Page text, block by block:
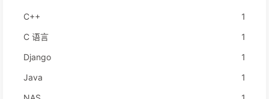
C++
1
C 语言
1
Django
1
Java
1